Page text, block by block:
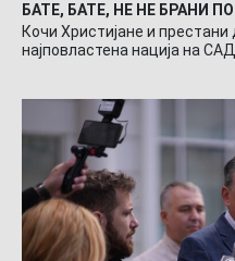
БАТЕ, БАТЕ, НЕ НЕ БРАНИ
Кочи Христијане и
најповластена нација на